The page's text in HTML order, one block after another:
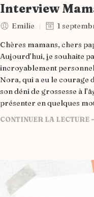
Interview
Emilie 1
Chères mamans, chers
Aujourd’hui, je souhaite
incroyablement
Nora, qui a eu le courage
son déni de grossesse à
présenter en quelques
CONTINUER LA LECTURE